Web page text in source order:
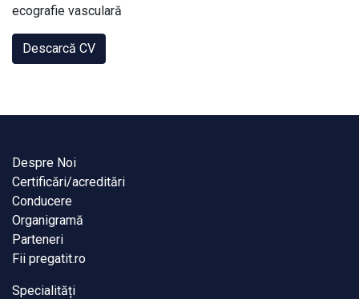
ecografie vasculară
Descarcă CV
Despre Noi
Certificări/acreditări
Conducere
Organigramă
Parteneri
Fii pregatit.ro
Specialități